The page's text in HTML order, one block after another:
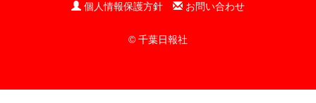
個人情報保護方針
お問い合わせ
© 千葉日報社